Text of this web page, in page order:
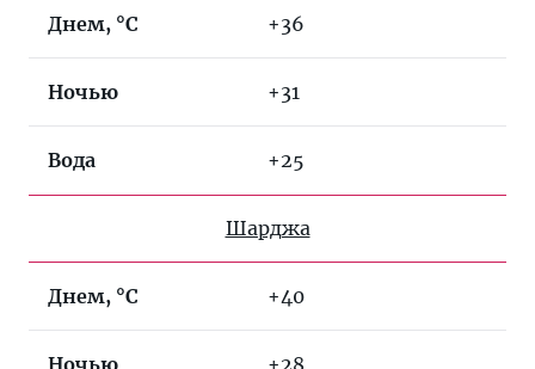
Днем, °C +36
Ночью +31
Вода +25
Шарджа
Днем, °C +40
Ночью +28